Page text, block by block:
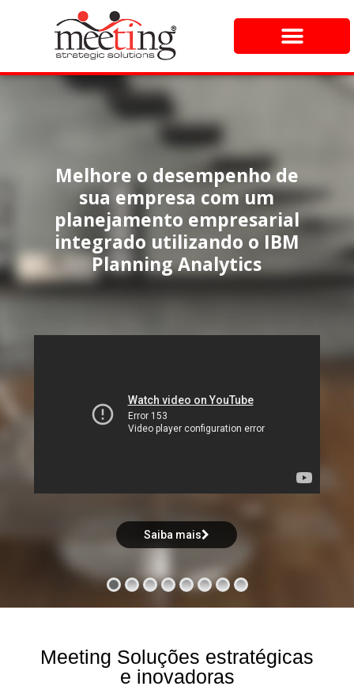
Melhore o desempenho de
sua empresa com um
planejamento empresarial
integrado utilizando o IBM
Planning Analytics
Saiba mais
Meeting Soluções estratégicas
e inovadoras